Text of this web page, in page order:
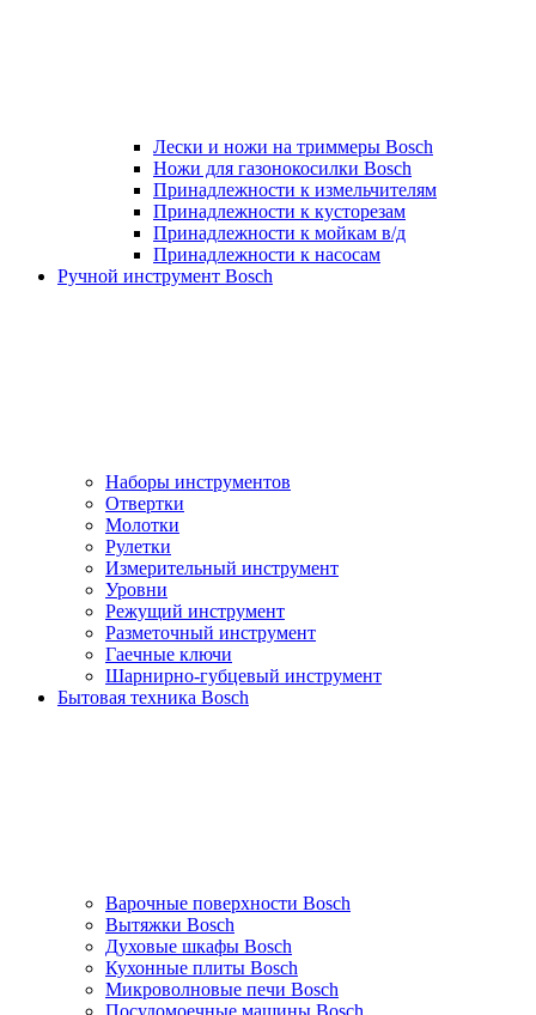
Лески и ножи на триммеры Bosch
Ножи для газонокосилки Bosch
Принадлежности к измельчителям
Принадлежности к кусторезам
Принадлежности к мойкам в/д
Принадлежности к насосам
Ручной инструмент Bosch
Наборы инструментов
Отвертки
Молотки
Рулетки
Измерительный инструмент
Уровни
Режущий инструмент
Разметочный инструмент
Гаечные ключи
Шарнирно-губцевый инструмент
Бытовая техника Bosch
Варочные поверхности Bosch
Вытяжки Bosch
Духовые шкафы Bosch
Кухонные плиты Bosch
Микроволновые печи Bosch
Посудомоечные машины Bosch